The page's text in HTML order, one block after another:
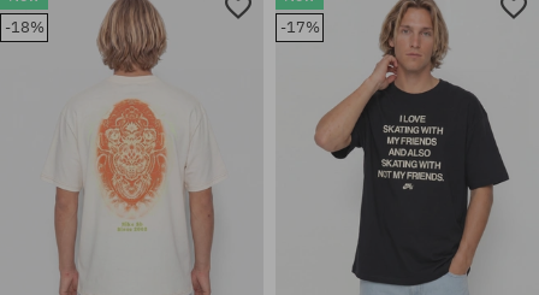
Elérhető méretek:
Elérhető méretek:
-18%
-17%